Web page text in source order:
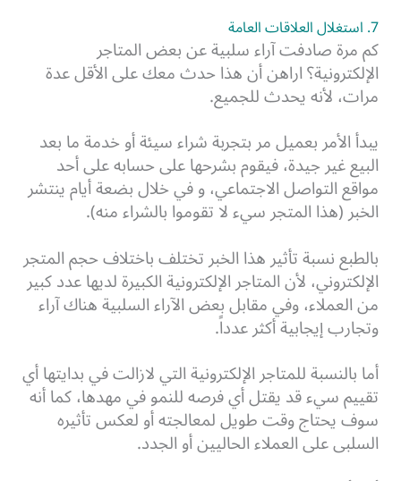
7. استغلال العلاقات العامة
كم مرة صادفت آراء سلبية عن بعض المتاجر
الإلكترونية؟ اراهن أن هذا حدث معك على الأقل عدة
مرات، لأنه يحدث للجميع.
يبدأ الأمر بعميل مر بتجربة شراء سيئة أو خدمة ما بعد
البيع غير جيدة، فيقوم بشرحها على حسابه على أحد
مواقع التواصل الاجتماعي، و في خلال بضعة أيام ينتشر
الخبر (هذا المتجر سيء لا تقوموا بالشراء منه).
بالطبع نسبة تأثير هذا الخبر تختلف باختلاف حجم المتجر
الإلكتروني، لأن المتاجر الإلكترونية الكبيرة لديها عدد كبير
من العملاء، وفي مقابل بعض الآراء السلبية هناك آراء
وتجارب إيجابية أكثر عدداً.
أما بالنسبة للمتاجر الإلكترونية التي لازالت في بدايتها أي
تقييم سيء قد يقتل أي فرصه للنمو في مهدها، كما أنه
سوف يحتاج وقت طويل لمعالجته أو لعكس تأثيره
السلبى على العملاء الحاليين أو الجدد.